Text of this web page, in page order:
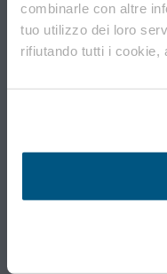
combinarle con altre
tuo utilizzo dei loro
rifiutando tutti i cookie,
Via Don
4